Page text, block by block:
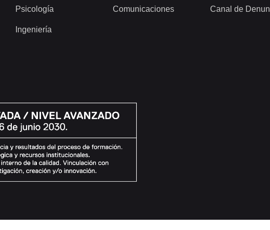
Psicología
Ingeniería
Comunicaciones Canal de